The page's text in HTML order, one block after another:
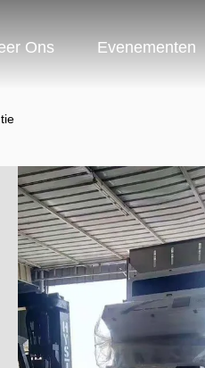
Ons Evenementen